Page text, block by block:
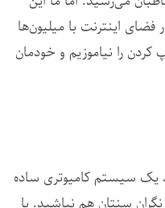
فضای اینترنت با میلیون‌ها
کردن را نیاموزیم و خودمان
یک سیستم کامیوتری ساده
سنتان هم نباشید. با